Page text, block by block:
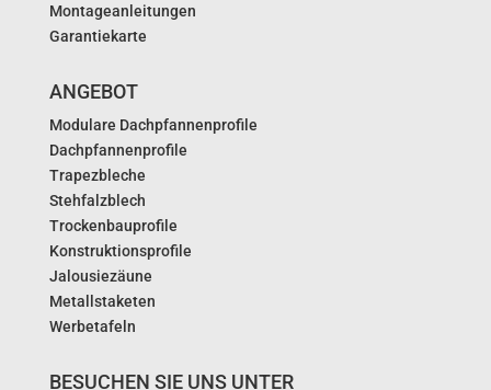
Montageanleitungen
Garantiekarte
ANGEBOT
Modulare Dachpfannenprofile
Dachpfannenprofile
Trapezbleche
Stehfalzblech
Trockenbauprofile
Konstruktionsprofile
Jalousiezäune
Metallstaketen
Werbetafeln
BESUCHEN SIE UNS UNTER